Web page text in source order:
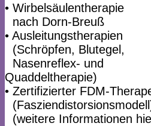
• Wirbelsäulentherapie
nach Dorn-Breuß
• Ausleitungstherapien
(Schröpfen, Blutegel,
Nasenreflex- und
Quaddeltherapie)
• Zertifizierter FDM-
(weitere Informationen